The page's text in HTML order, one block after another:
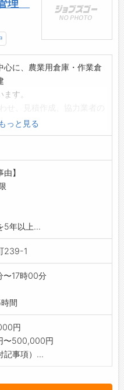
理
心に、農業用倉庫・作業倉
す。
管理など、建築施工管理業
経験や資格を活かし、即戦
:変更なし」
ーワークから『紹介状』
もっと見る
】
5年以上...
239-1
〜17時00分
間
円
〜500,000円
記事項）...